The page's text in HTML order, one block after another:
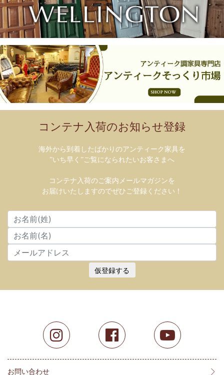
コンテナ入荷のお知らせ登録
海外から到着したばかりのアンティーク家具を
”いち早く”ご覧になられたいお客さまへ
コンテナ入荷のご案内メールマガジンを
お届けいたしますのでぜひご登録ください！
仮登録する
お問い合わせ